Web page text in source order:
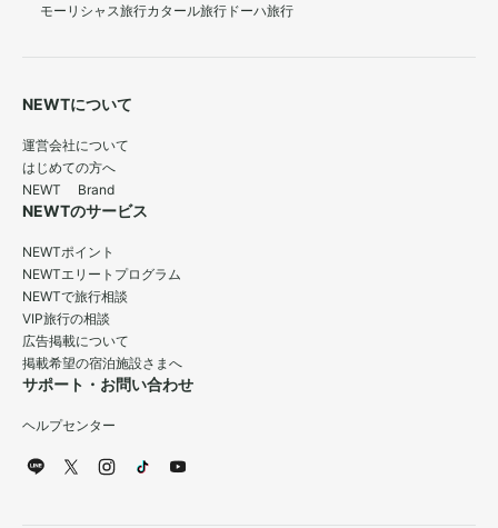
モーリシャス旅行カタール旅行 ドーハ旅行
NEWTについて
運営会社について
はじめての方へ
NEWT Brand
NEWTのサービス
NEWTポイント
NEWTエリートプログラム
NEWTで旅行相談
VIP旅行の相談
広告掲載について
掲載希望の宿泊施設さまへ
サポート・お問い合わせ
ヘルプセンター